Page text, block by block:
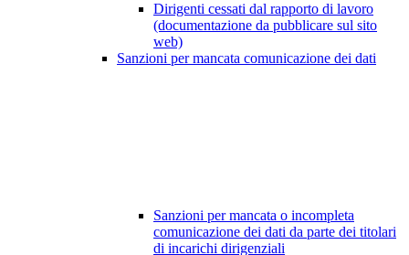
Dirigenti cessati dal rapporto di lavoro
(documentazione da pubblicare sul sito
web)
Sanzioni per mancata comunicazione dei dati
Sanzioni per mancata o incompleta
comunicazione dei dati da parte dei titolari
di incarichi dirigenziali